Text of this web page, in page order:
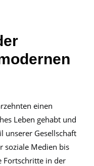
einen
Leben gehabt und
unserer Gesellschaft
soziale Medien bis
Fortschritte in der